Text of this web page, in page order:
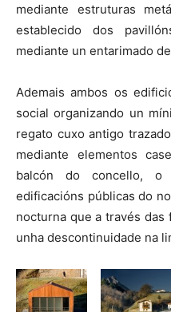
mediante estruturas
establecido dos
mediante un entarimado
Ademais ambos os
social organizando un
regato cuxo antigo
mediante elementos
balcón do concello, o
edificacións públicas do
nocturna que a través das
unha descontinuidade na